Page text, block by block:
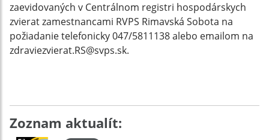
zaevidovaných v Centrálnom registri hospodárskych
zvierat zamestnancami RVPS Rimavská Sobota na
požiadanie telefonicky 047/5811138 alebo emailom na
zdraviezvierat.RS@svps.sk.
Zoznam aktualít: